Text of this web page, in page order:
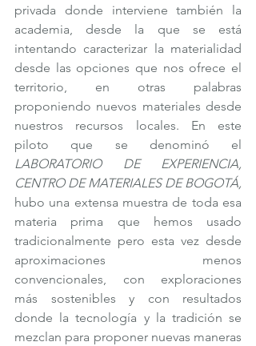
privada donde interviene también la
academia, desde la que se está
intentando caracterizar la materialidad
desde las opciones que nos ofrece el
territorio, en otras palabras
proponiendo nuevos materiales desde
nuestros recursos locales. En este
LABORATORIO DE EXPERIENCIA,
CENTRO DE MATERIALES DE BOGOTÁ,
hubo una extensa muestra de toda esa
materia prima que hemos usado
tradicionalmente pero esta vez desde
aproximaciones menos
convencionales, con exploraciones
más sostenibles y con resultados
donde la tecnología y la tradición se
mezclan para proponer nuevas maneras